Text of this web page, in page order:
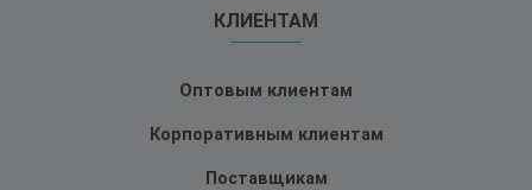
КЛИЕНТАМ
Оптовым клиентам
Корпоративным клиентам
Поставщикам